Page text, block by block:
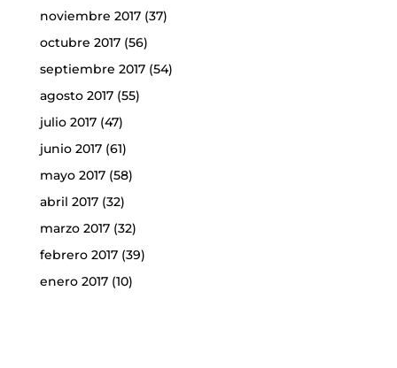
noviembre 2017(37)
octubre 2017(56)
septiembre 2017(54)
agosto 2017(55)
julio 2017(47)
junio 2017(61)
mayo 2017(58)
abril 2017(32)
marzo 2017(32)
febrero 2017(39)
enero 2017(10)